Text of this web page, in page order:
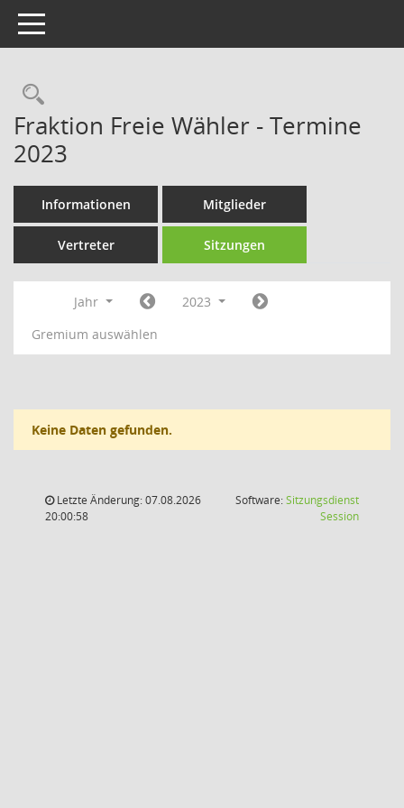
Toggle navigation
Rechercheauswahl
Fraktion Freie Wähler - Termine
2023
Informationen Mitglieder
Vertreter Sitzungen
Jahr
2023
Gremium auswählen
Keine Daten gefunden.
Letzte Änderung: 07.08.2026
20:00:58
Software:Sitzungsdienst
Session(Wird in